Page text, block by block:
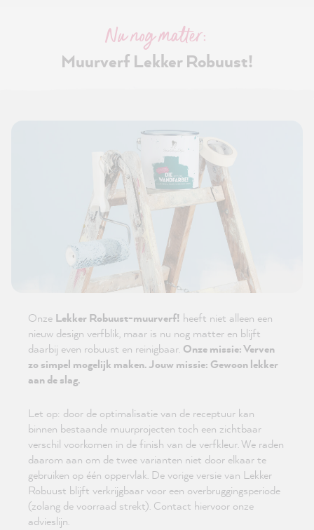
Nu nog matter:
Muurverf Lekker Robuust!
Onze Lekker Robuust-muurverf! heeft niet alleen een
nieuw design verfblik, maar is nu nog matter en blijft
daarbij even robuust en reinigbaar. Onze missie: Verven
zo simpel mogelijk maken. Jouw missie: Gewoon lekker
aan de slag.
Let op: door de optimalisatie van de receptuur kan
binnen bestaande muurprojecten toch een zichtbaar
verschil voorkomen in de finish van de verfkleur. We raden
daarom aan om de twee varianten niet door elkaar te
gebruiken op één oppervlak. De vorige versie van Lekker
Robuust blijft verkrijgbaar voor een overbruggingsperiode
(zolang de voorraad strekt). Contact hiervoor onze
advieslijn.